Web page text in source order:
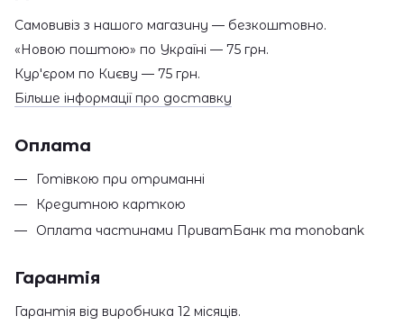
Самовивіз з нашого магазину — безкоштовно.
«Новою поштою» по Україні — 75 грн.
Кур'єром по Києву — 75 грн.
Більше інформації про доставку
Оплата
Готівкою при отриманні
Кредитною карткою
Оплата частинами ПриватБанк та monobank
Гарантія
Гарантія від виробника 12 місяців.